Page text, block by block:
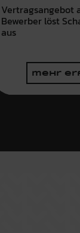
Vertragsangebot
Bewerber löst
aus
mehr